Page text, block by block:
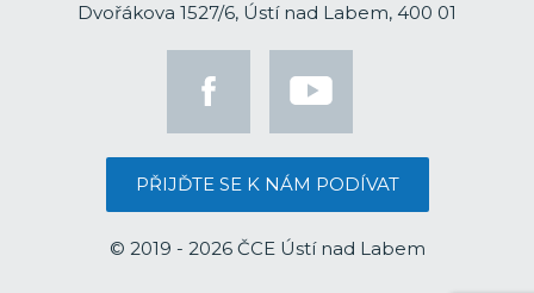
Dvořákova 1527/6, Ústí nad Labem, 400 01
PŘIJĎTE SE K NÁM PODÍVAT
© 2019 - 2026 ČCE Ústí nad Labem